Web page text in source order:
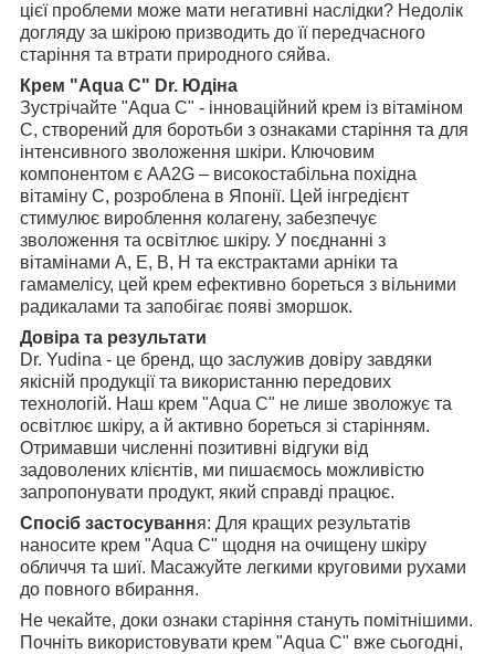
цієї проблеми може мати негативні наслідки? Недолік
догляду за шкірою призводить до її передчасного
старіння та втрати природного сяйва.
Крем "Aqua C" Dr. Юдіна
Зустрічайте "Aqua C" - інноваційний крем із вітаміном
С, створений для боротьби з ознаками старіння та для
інтенсивного зволоження шкіри. Ключовим
компонентом є AA2G – високостабільна похідна
вітаміну С, розроблена в Японії. Цей інгредієнт
стимулює вироблення колагену, забезпечує
зволоження та освітлює шкіру. У поєднанні з
вітамінами A, E, B, H та екстрактами арніки та
гамамелісу, цей крем ефективно бореться з вільними
радикалами та запобігає появі зморшок.
Довіра та результати
Dr. Yudina - це бренд, що заслужив довіру завдяки
якісній продукції та використанню передових
технологій. Наш крем "Aqua C" не лише зволожує та
освітлює шкіру, а й активно бореться зі старінням.
Отримавши численні позитивні відгуки від
задоволених клієнтів, ми пишаємось можливістю
запропонувати продукт, який справді працює.
Спосіб застосування: Для кращих результатів
наносите крем "Aqua C" щодня на очищену шкіру
обличчя та шиї. Масажуйте легкими круговими рухами
до повного вбирання.
Не чекайте, доки ознаки старіння стануть помітнішими.
Почніть використовувати крем "Aqua C" вже сьогодні,